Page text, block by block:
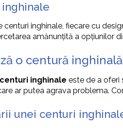
centuri inghinale, fiecare cu
amănunțită a opțiunilor
o centură
centuri inghinale este de a oferi
ar putea agrava problema.
unei centuri